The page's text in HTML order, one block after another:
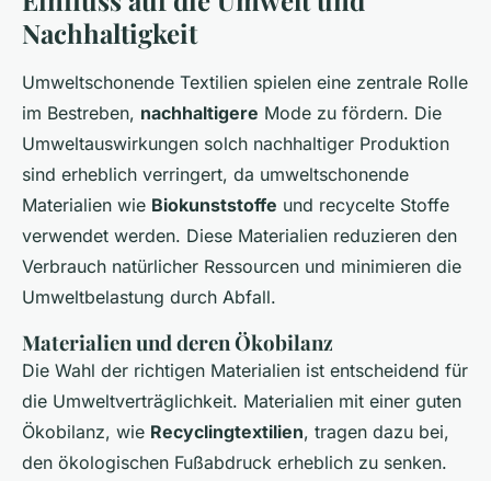
Nachhaltigkeit
Umweltschonende Textilien spielen eine zentrale Rolle
im Bestreben, nachhaltigere Mode zu fördern. Die
Umweltauswirkungen solch nachhaltiger Produktion
sind erheblich verringert, da umweltschonende
Materialien wie Biokunststoffe und recycelte Stoffe
verwendet werden. Diese Materialien reduzieren den
Verbrauch natürlicher Ressourcen und minimieren die
Umweltbelastung durch Abfall.
Materialien und deren Ökobilanz
Die Wahl der richtigen Materialien ist entscheidend für
die Umweltverträglichkeit. Materialien mit einer guten
Ökobilanz, wie Recyclingtextilien, tragen dazu bei,
den ökologischen Fußabdruck erheblich zu senken.